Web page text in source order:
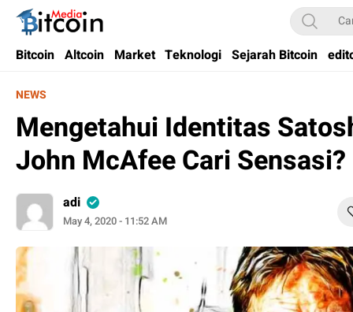
Bitcoin Media Indonesia
Media Bitcoin dan Cryptocurrency, dan Blockchain di Indonesia
Bitcoin Altcoin Market Teknologi Sejarah Bitcoin
NEWS
Mengetahui Identitas
John McAfee Cari Sensasi?
adi
May 4, 2020 - 11:52 AM